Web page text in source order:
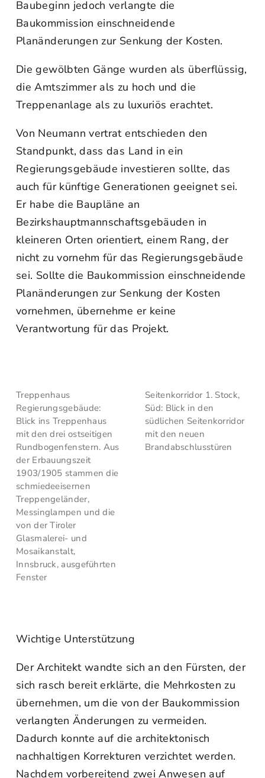
Baubeginn jedoch verlangte die
Baukommission einschneidende
Planänderungen zur Senkung der Kosten.
Die gewölbten Gänge wurden als überflüssig,
die Amtszimmer als zu hoch und die
Treppenanlage als zu luxuriös erachtet.
Von Neumann vertrat entschieden den
Standpunkt, dass das Land in ein
Regierungsgebäude investieren sollte, das
auch für künftige Generationen geeignet sei.
Er habe die Baupläne an
Bezirkshauptmannschaftsgebäuden in
kleineren Orten orientiert, einem Rang, der
nicht zu vornehm für das Regierungsgebäude
sei. Sollte die Baukommission einschneidende
Planänderungen zur Senkung der Kosten
vornehmen, übernehme er keine
Verantwortung für das Projekt.
Treppenhaus
Regierungsgebäude:
Blick ins Treppenhaus
mit den drei ostseitigen
Rundbogenfenstern. Aus
der Erbauungszeit
1903/1905 stammen die
schmiedeeisernen
Treppengeländer,
Messinglampen und die
von der Tiroler
Glasmalerei- und
Mosaikanstalt,
Innsbruck, ausgeführten
Fenster
Seitenkorridor 1. Stock,
Süd: Blick in den
südlichen Seitenkorridor
mit den neuen
Brandabschlusstüren
Wichtige Unterstützung
Der Architekt wandte sich an den Fürsten, der
sich rasch bereit erklärte, die Mehrkosten zu
übernehmen, um die von der Baukommission
verlangten Änderungen zu vermeiden.
Dadurch konnte auf die architektonisch
nachhaltigen Korrekturen verzichtet werden.
Nachdem vorbereitend zwei Anwesen auf